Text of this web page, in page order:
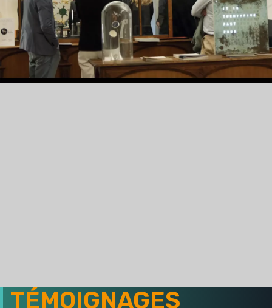
TÉMOIGNAGES